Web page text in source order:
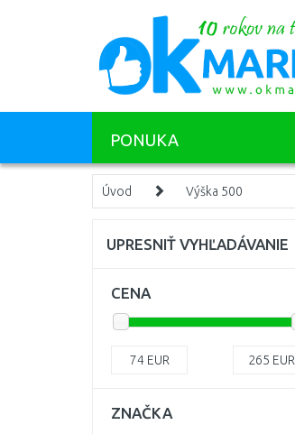
PONUKA
Úvod Výška 500
UPRESNIŤ VYHĽADÁVANIE
CENA
74EUR 265 EUR
ZNAČKA